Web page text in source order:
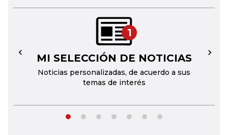
1
MI SELECCIÓN DE NOTICIAS
Noticias personalizadas, de acuerdo a sus
temas de interés
← →